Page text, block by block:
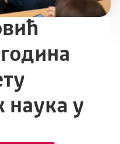
наука у